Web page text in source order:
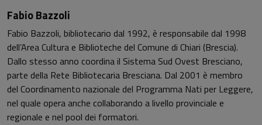
Fabio Bazzoli
Fabio Bazzoli, bibliotecario dal 1992, è responsabile dal 1998
dell’Area Cultura e Biblioteche del Comune di Chiari (Brescia).
Dallo stesso anno coordina il Sistema Sud Ovest Bresciano,
parte della Rete Bibliotecaria Bresciana. Dal 2001 è membro
del Coordinamento nazionale del Programma Nati per Leggere,
nel quale opera anche collaborando a livello provinciale e
regionale e nel pool dei formatori.